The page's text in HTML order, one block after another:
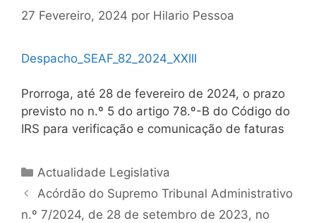
27 Fevereiro, 2024 por Hilario Pessoa
Despacho_SEAF_82_2024_XXIII
Prorroga, até 28 de fevereiro de 2024, o prazo
previsto no n.º 5 do artigo 78.º-B do Código do
IRS para verificação e comunicação de faturas
Categorias
Actualidade Legislativa
Navegação
de
Acórdão do Supremo Tribunal Administrativo
n.º 7/2024, de 28 de setembro de 2023, no